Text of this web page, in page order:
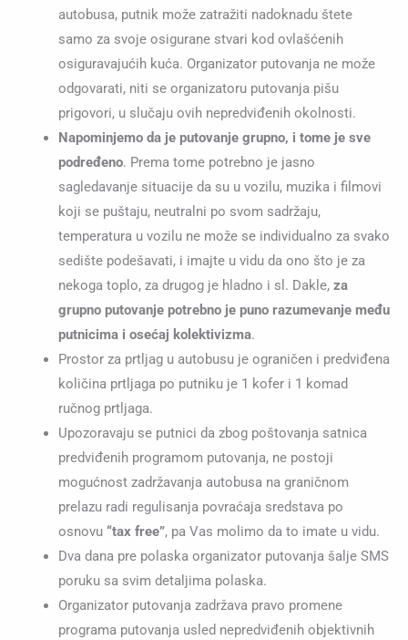
autobusa, putnik može zatražiti nadoknadu štete
samo za svoje osigurane stvari kod ovlašćenih
osiguravajućih kuća. Organizator putovanja ne može
odgovarati, niti se organizatoru putovanja pišu
prigovori, u slučaju ovih nepredviđenih okolnosti.
Napominjemo da je putovanje grupno, i tome je sve
podređeno. Prema tome potrebno je jasno
sagledavanje situacije da su u vozilu, muzika i filmovi
koji se puštaju, neutralni po svom sadržaju,
temperatura u vozilu ne može se individualno za svako
sedište podešavati, i imajte u vidu da ono što je za
nekoga toplo, za drugog je hladno i sl. Dakle, za
grupno putovanje potrebno je puno razumevanje među
putnicima i osećaj kolektivizma.
Prostor za prtljag u autobusu je ograničen i predviđena
količina prtljaga po putniku je 1 kofer i 1 komad
ručnog prtljaga.
Upozoravaju se putnici da zbog poštovanja satnica
predviđenih programom putovanja, ne postoji
mogućnost zadržavanja autobusa na graničnom
prelazu radi regulisanja povraćaja sredstava po
osnovu “tax free”, pa Vas molimo da to imate u vidu.
Dva dana pre polaska organizator putovanja šalje SMS
poruku sa svim detaljima polaska.
Organizator putovanja zadržava pravo promene
programa putovanja usled nepredviđenih objektivnih